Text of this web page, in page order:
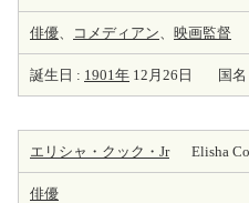
俳優、 コメディアン、 映画監督
誕生日 : 1901年 12月26日 国名
エリシャ・クック・Jr Elisha
俳優